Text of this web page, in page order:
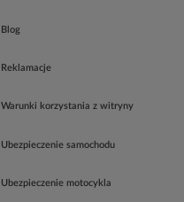
Blog
Reklamacje
Warunki korzystania z witryny
Ubezpieczenie samochodu
Ubezpieczenie motocykla